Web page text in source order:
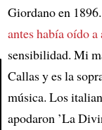
Article
Giordano en
antes había oído
sensibilidad. Mi
Callas y es la
música. Los
apodaron ’La